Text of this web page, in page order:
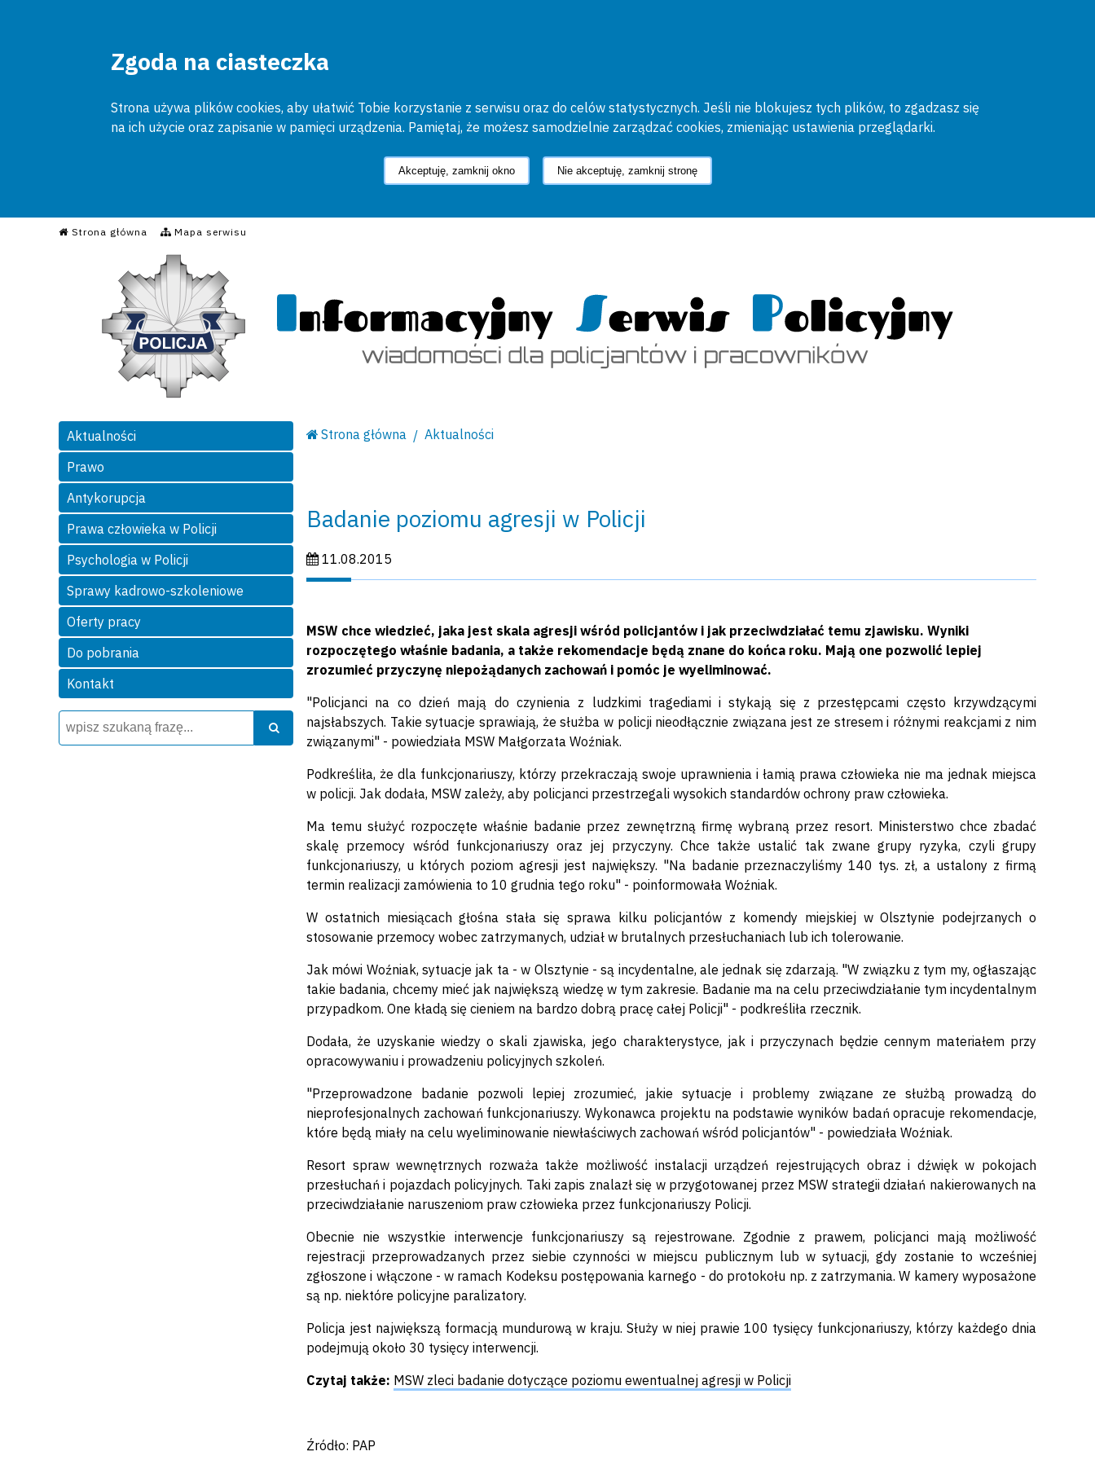
Zgoda na ciasteczka
Strona używa plików cookies, aby ułatwić Tobie korzystanie z serwisu oraz do celów statystycznych. Jeśli nie blokujesz tych plików, to zgadzasz się
na ich użycie oraz zapisanie w pamięci urządzenia. Pamiętaj, że możesz samodzielnie zarządzać cookies, zmieniając ustawienia przeglądarki.
Akceptuję, zamknij okno Nie akceptuję, zamknij stronę
Strona główna Mapa serwisu
Informacyjny Serwis Policyjny
Aktualności
Prawo
Antykorupcja
Prawa człowieka w Policji
Psychologia w Policji
Sprawy kadrowo-szkoleniowe
Oferty pracy
Do pobrania
Kontakt
Wyszukiwarka
Szukaj Szukaj
Strona główna Aktualności
Badanie poziomu agresji w Policji
Data publikacji:
11.08.2015
MSW chce wiedzieć, jaka jest skala agresji wśród policjantów i jak przeciwdziałać temu zjawisku. Wyniki
rozpoczętego właśnie badania, a także rekomendacje będą znane do końca roku. Mają one pozwolić lepiej
zrozumieć przyczynę niepożądanych zachowań i pomóc je wyeliminować.
"Policjanci na co dzień mają do czynienia z ludzkimi tragediami i stykają się z przestępcami często krzywdzącymi
najsłabszych. Takie sytuacje sprawiają, że służba w policji nieodłącznie związana jest ze stresem i różnymi reakcjami z nim
związanymi" - powiedziała MSW Małgorzata Woźniak.
Podkreśliła, że dla funkcjonariuszy, którzy przekraczają swoje uprawnienia i łamią prawa człowieka nie ma jednak miejsca
w policji. Jak dodała, MSW zależy, aby policjanci przestrzegali wysokich standardów ochrony praw człowieka.
Ma temu służyć rozpoczęte właśnie badanie przez zewnętrzną firmę wybraną przez resort. Ministerstwo chce zbadać
skalę przemocy wśród funkcjonariuszy oraz jej przyczyny. Chce także ustalić tak zwane grupy ryzyka, czyli grupy
funkcjonariuszy, u których poziom agresji jest największy. "Na badanie przeznaczyliśmy 140 tys. zł, a ustalony z firmą
termin realizacji zamówienia to 10 grudnia tego roku" - poinformowała Woźniak.
W ostatnich miesiącach głośna stała się sprawa kilku policjantów z komendy miejskiej w Olsztynie podejrzanych o
stosowanie przemocy wobec zatrzymanych, udział w brutalnych przesłuchaniach lub ich tolerowanie.
Jak mówi Woźniak, sytuacje jak ta - w Olsztynie - są incydentalne, ale jednak się zdarzają. "W związku z tym my, ogłaszając
takie badania, chcemy mieć jak największą wiedzę w tym zakresie. Badanie ma na celu przeciwdziałanie tym incydentalnym
przypadkom. One kładą się cieniem na bardzo dobrą pracę całej Policji" - podkreśliła rzecznik.
Dodała, że uzyskanie wiedzy o skali zjawiska, jego charakterystyce, jak i przyczynach będzie cennym materiałem przy
opracowywaniu i prowadzeniu policyjnych szkoleń.
"Przeprowadzone badanie pozwoli lepiej zrozumieć, jakie sytuacje i problemy związane ze służbą prowadzą do
nieprofesjonalnych zachowań funkcjonariuszy. Wykonawca projektu na podstawie wyników badań opracuje rekomendacje,
które będą miały na celu wyeliminowanie niewłaściwych zachowań wśród policjantów" - powiedziała Woźniak.
Resort spraw wewnętrznych rozważa także możliwość instalacji urządzeń rejestrujących obraz i dźwięk w pokojach
przesłuchań i pojazdach policyjnych. Taki zapis znalazł się w przygotowanej przez MSW strategii działań nakierowanych na
przeciwdziałanie naruszeniom praw człowieka przez funkcjonariuszy Policji.
Obecnie nie wszystkie interwencje funkcjonariuszy są rejestrowane. Zgodnie z prawem, policjanci mają możliwość
rejestracji przeprowadzanych przez siebie czynności w miejscu publicznym lub w sytuacji, gdy zostanie to wcześniej
zgłoszone i włączone - w ramach Kodeksu postępowania karnego - do protokołu np. z zatrzymania. W kamery wyposażone
są np. niektóre policyjne paralizatory.
Policja jest największą formacją mundurową w kraju. Służy w niej prawie 100 tysięcy funkcjonariuszy, którzy każdego dnia
podejmują około 30 tysięcy interwencji.
Czytaj także: MSW zleci badanie dotyczące poziomu ewentualnej agresji w Policji
Źródło: PAP